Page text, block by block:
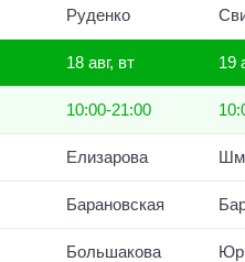
Руденко
18 авг, вт 19
10:00-21:00
Елизарова
Барановская
Большакова